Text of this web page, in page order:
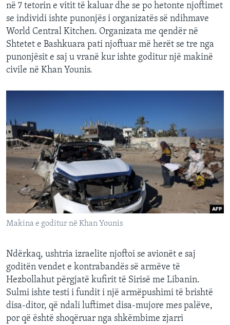
në 7 tetorin e vitit të kaluar dhe se po hetonte njoftimet
se individi ishte punonjës i organizatës së ndihmave
World Central Kitchen. Organizata me qendër në
Shtetet e Bashkuara pati njoftuar më herët se tre nga
punonjësit e saj u vranë kur ishte goditur një makinë
civile në Khan Younis.
Makina e goditur në Khan Younis
Ndërkaq, ushtria izraelite njoftoi se avionët e saj
goditën vendet e kontrabandës së armëve të
Hezbollahut përgjatë kufirit të Sirisë me Libanin.
Sulmi ishte testi i fundit i një armëpushimi të brishtë
disa-ditor, që ndali luftimet disa-mujore mes palëve,
por që është shoqëruar nga shkëmbime zjarri